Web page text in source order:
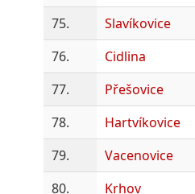
75.
Slavíkovice
76.
Cidlina
77.
Přešovice
78.
Hartvíkovice
79.
Vacenovice
80.
Krhov